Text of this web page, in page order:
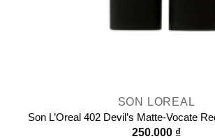
SON LOREAL
Son L’Oreal 402 Devil’s Matte-Vocate
250.000 ₫